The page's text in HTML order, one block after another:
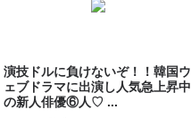
演技ドルに負けないぞ！！韓国ウ
ェブドラマに出演し人気急上昇中
の新人俳優⑥人♡ ...